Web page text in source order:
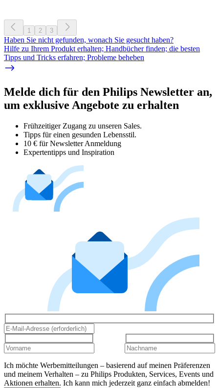
1 2 3
Haben Sie nicht gefunden, wonach Sie gesucht haben?
Hilfe zu Ihrem Produkt erhalten; Handbücher finden; die besten
Tipps und Tricks erfahren; Probleme beheben
Melde dich für den Philips Newsletter an,
um exklusive Angebote zu erhalten
Frühzeitiger Zugang zu unseren Sales.
Tipps für einen gesunden Lebensstil.
10 € für Newsletter Anmeldung
Expertentipps und Inspiration
Ich möchte Werbemitteilungen – basierend auf meinen Präferenzen
und meinem Verhalten – zu Philips Produkten, Services, Events und
Aktionen erhalten. Ich kann mich jederzeit ganz einfach abmelden!